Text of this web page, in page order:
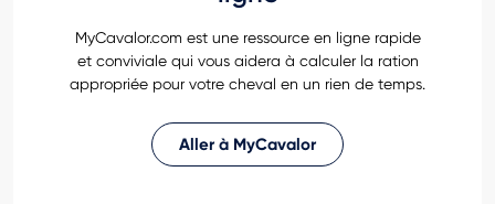
MyCavalor.com est une ressource en ligne rapide
et conviviale qui vous aidera à calculer la ration
appropriée pour votre cheval en un rien de temps.
Aller à MyCavalor